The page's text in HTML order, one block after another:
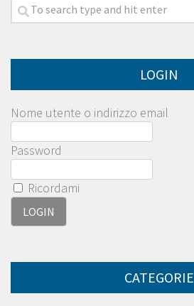
LOGIN
Nome utente o indirizzo email
Password
Ricordami
CATEGORIE